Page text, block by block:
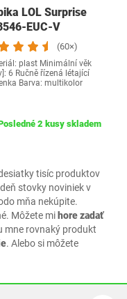
tisíc produktov
stovky noviniek v
mňa nekúpite.
Môžete mihore zadať
mne rovnaký produkt
. Alebo si môžete
LOL Surprise
EUC-V
(60×)
plast Minimální věk
6 Ručně řízená létající
Barva: multikolor
2 kusy skladem